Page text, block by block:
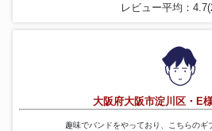
レビュー平均：
大阪府大阪市淀川区・E
趣味でバンドをやっており、こちらのギ